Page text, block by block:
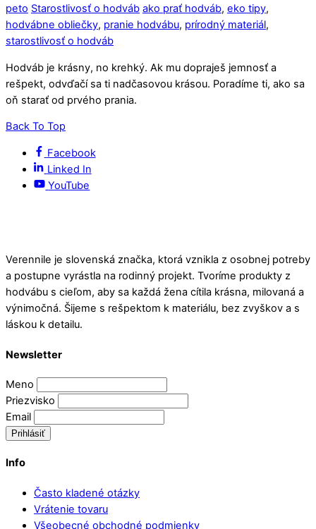
peto Starostlivosť o hodváb ako prať hodváb, eko tipy,
hodvábne obliečky, pranie hodvábu, prírodný materiál,
starostlivosť o hodváb
Hodváb je krásny, no krehký. Ak mu dopraješ jemnosť a
rešpekt, odvďačí sa ti nadčasovou krásou. Poradíme ti, ako sa
oň starať od prvého prania.
Back To Top
Facebook
Linked In
YouTube
Verennile je slovenská značka, ktorá vznikla z osobnej potreby
a postupne vyrástla na rodinný projekt. Tvoríme produkty z
hodvábu s cieľom, aby sa každá žena cítila krásna, milovaná a
výnimočná. Šijeme s rešpektom k materiálu, bez zvyškov a s
láskou k detailu.
Newsletter
Meno
Priezvisko
Email
Prihlásiť
Info
Často kladené otázky
Vrátenie tovaru
Všeobecné obchodné podmienky